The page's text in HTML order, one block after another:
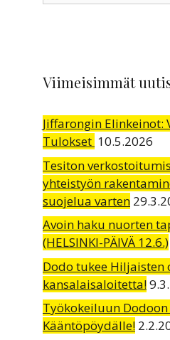
Viimeisimmät
Jiffarongin Elinkeinot:
Tulokset 10.5.2026
Tesiton
yhteistyön
suojelua varten
Avoin haku nuorten
(HELSINKI-PÄIVÄ 12.6.)
Dodo tukee Hiljaisten
kansalaisaloitetta!
Työkokeiluun
Kääntöpöydälle!